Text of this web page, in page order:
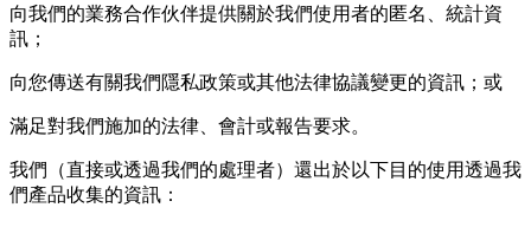
向我們的業務合作伙伴提供關於我們使用者的匿名、統計資
訊；
向您傳送有關我們隱私政策或其他法律協議變更的資訊；或
滿足對我們施加的法律、會計或報告要求。
我們（直接或透過我們的處理者）還出於以下目的使用透過我
們產品收集的資訊：